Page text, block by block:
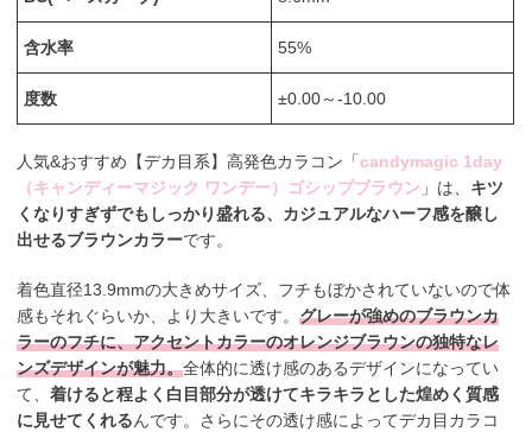
含水率 55%
度数 ±0.00～-10.00
人気&おすすめ【デカ目系】高発色カラコン「candymagic 1day
（キャンディーマジック ワンデー）ゴシップブラウン 」は、 キツ
くなりすぎずでもしっかり盛れる、カジュアルなハーフ感を醸し
出せるブラウンカラーです。
着色直径13.9mmの大きめサイズ、フチもぼかされていないので体
感もそれぐらいか、より大きいです。グレーが強めのブラウンカ
ラーのフチに、アクセントカラーのオレンジブラウンの独特なレ
ンズデザインが魅力。全体的に透け感のあるデザインになってい
て、着けると程よく白目部分が透けてキラキラとした煌めく質感
に見せてくれるんです。さらにその透け感によってデカ目カラコ